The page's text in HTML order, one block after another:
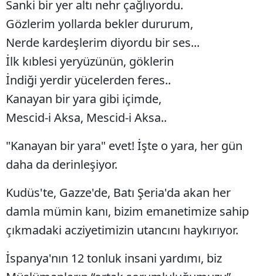
Sanki bir yer altı nehr çağlıyordu.
Gözlerim yollarda bekler dururum,
Nerde kardeşlerim diyordu bir ses...
İlk kıblesi yeryüzünün, göklerin
İndiği yerdir yücelerden feres..
Kanayan bir yara gibi içimde,
Mescid-i Aksa, Mescid-i Aksa..
"Kanayan bir yara" evet! İşte o yara, her gün
daha da derinleşiyor.
Kudüs'te, Gazze'de, Batı Şeria'da akan her
damla mümin kanı, bizim emanetimize sahip
çıkmadaki acziyetimizin utancını haykırıyor.
İspanya'nın 12 tonluk insani yardımı, biz